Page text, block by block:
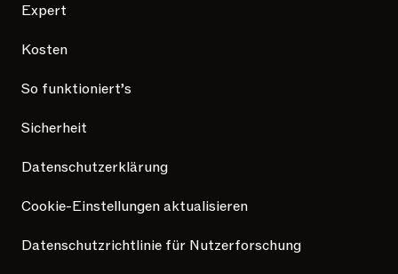
Expert
Kosten
So funktioniert’s
Sicherheit
Datenschutzerklärung
Cookie-Einstellungen aktualisieren
Datenschutzrichtlinie für Nutzerforschung